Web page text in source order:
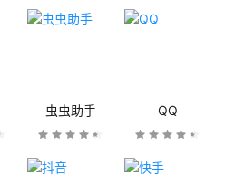
虫虫助手 QQ